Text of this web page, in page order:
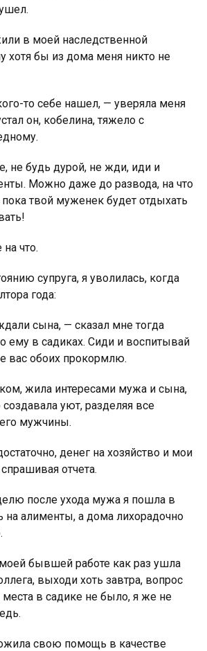
в моей наследственной
хотя бы из дома меня никто не
то себе нашел, — уверяла меня
он, кобелина, тяжело с
не будь дурой, не жди, иди и
Можно даже до развода, на что
твой муженек будет отдыхать
что.
супруга, я уволилась, когда
года:
сына, — сказал мне тогда
ему в садиках. Сиди и воспитывай
вас обоих прокормлю.
жила интересами мужа и сына,
уют, разделяя все
мужчины.
денег на хозяйство и мои
отчета.
после ухода мужа я пошла в
на алименты, а дома лихорадочно
бывшей работе как раз ушла
выходи хоть завтра, вопрос
места в садике не было, я же не
свою помощь в качестве